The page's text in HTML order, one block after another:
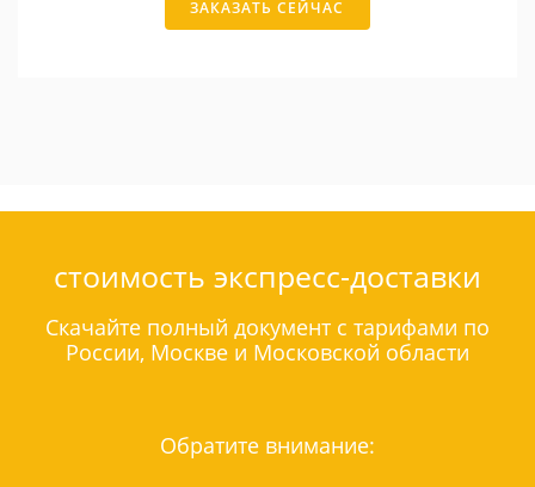
ЗАКАЗАТЬ СЕЙЧАС
стоимость экспресс-доставки
Скачайте полный документ с тарифами по
России, Москве и Московской области
Обратите внимание: